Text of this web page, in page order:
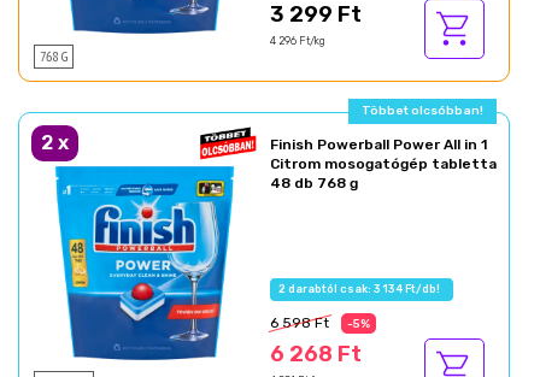
768 G
3 299 Ft
4 296 Ft/kg
Többet olcsóbban!
2 x
Finish Powerball Power All in 1
Citrom mosogatógép tabletta
48 db 768 g
2 darabtól csak: 3 134 Ft/db!
6 598 Ft -5%
6 268 Ft